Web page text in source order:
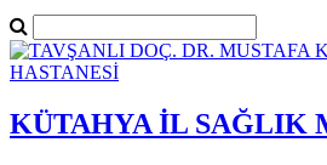
KÜTAHYA İL SAĞLIK